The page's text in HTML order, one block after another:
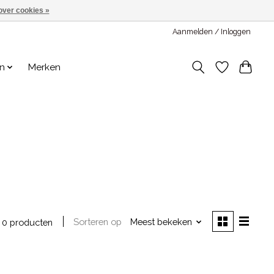
Aanmelden / Inloggen
Merken
0 producten Sorteren op Meest bekeken
cookies »